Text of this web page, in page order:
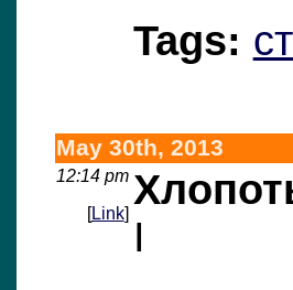
Tags:
May 30th, 2013
12:14 pm
[Link]
I